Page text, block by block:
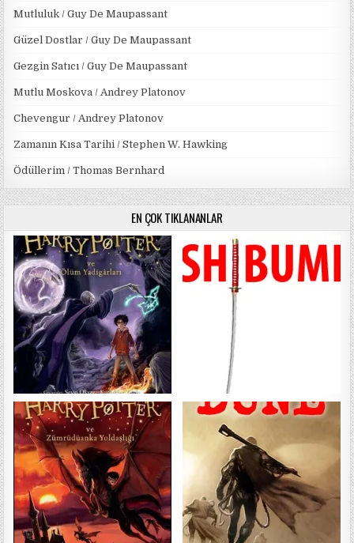
Mutluluk / Guy De Maupassant
Güzel Dostlar / Guy De Maupassant
Gezgin Satıcı / Guy De Maupassant
Mutlu Moskova / Andrey Platonov
Chevengur / Andrey Platonov
Zamanın Kısa Tarihi / Stephen W. Hawking
Ödüllerim / Thomas Bernhard
EN ÇOK TIKLANANLAR